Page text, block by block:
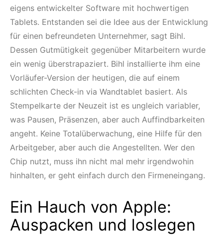
eigens entwickelter Software mit hochwertigen
Tablets. Entstanden sei die Idee aus der Entwicklung
für einen befreundeten Unternehmer, sagt Bihl.
Dessen Gutmütigkeit gegenüber Mitarbeitern wurde
ein wenig überstrapaziert. Bihl installierte ihm eine
Vorläufer-Version der heutigen, die auf einem
schlichten Check-in via Wandtablet basiert. Als
Stempelkarte der Neuzeit ist es ungleich variabler,
was Pausen, Präsenzen, aber auch Auffindbarkeiten
angeht. Keine Totalüberwachung, eine Hilfe für den
Arbeitgeber, aber auch die Angestellten. Wer den
Chip nutzt, muss ihn nicht mal mehr irgendwohin
hinhalten, er geht einfach durch den Firmeneingang.
Ein Hauch von Apple:
Auspacken und loslegen